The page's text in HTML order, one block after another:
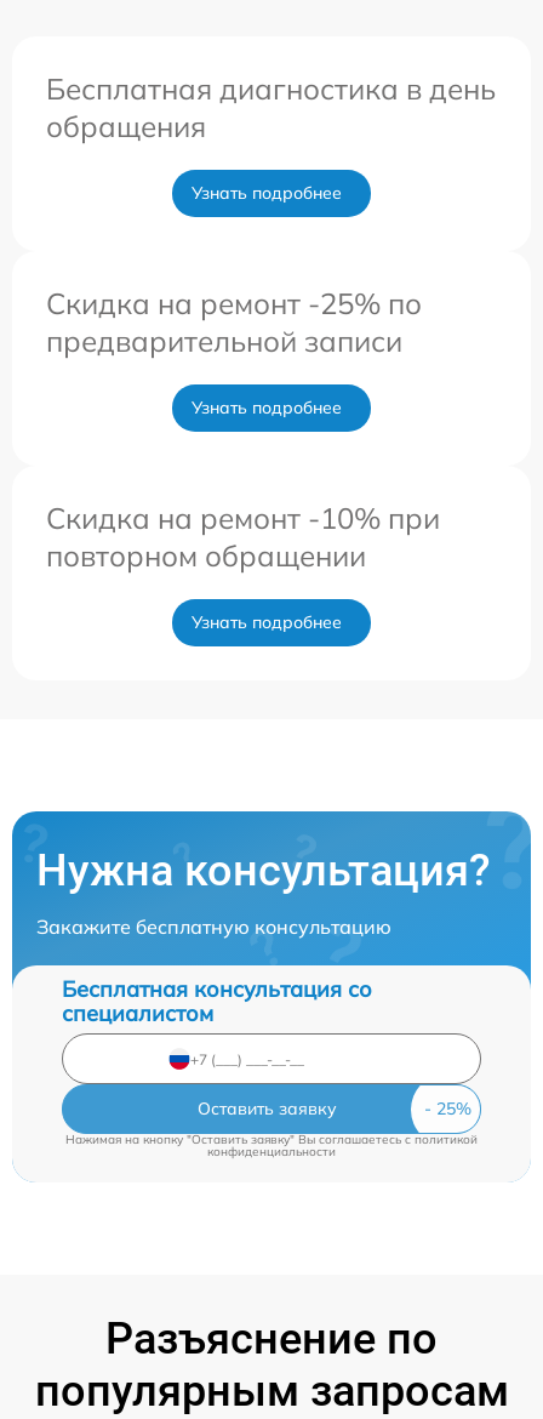
Бесплатная диагностика в день
обращения
Узнать подробнее
Скидка на ремонт -25% по
предварительной записи
Узнать подробнее
Скидка на ремонт -10% при
повторном обращении
Узнать подробнее
Нужна консультация?
Закажите бесплатную консультацию
Бесплатная консультация со
специалистом
Оставить заявку
Нажимая на кнопку "Оставить заявку" Вы соглашаетесь cполитикой
конфиденциальности
Разъяснение по
популярным запросам